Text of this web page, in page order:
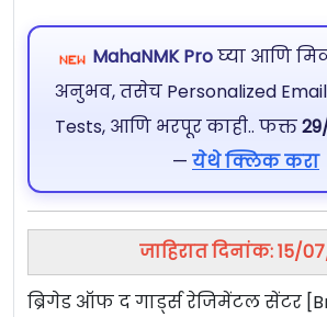
MahaNMK Proघ्या आणि
अनुभव, तसेच Personalized
Tests, आणि भरपूर काही.. फक्त
— येथे क्लिक करा
जाहिरात दिनांक: 15/
ब्रिगेड ऑफ द गार्ड्स रेजिमेंटल सेंटर